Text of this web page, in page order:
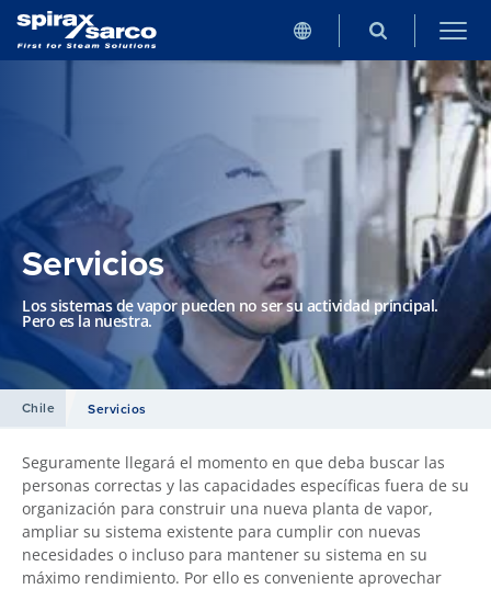
Servicios
Los sistemas de vapor pueden no ser su actividad principal.
Pero es la nuestra.
Chile Servicios
Seguramente llegará el momento en que deba buscar las
personas correctas y las capacidades específicas fuera de su
organización para construir una nueva planta de vapor,
ampliar su sistema existente para cumplir con nuevas
necesidades o incluso para mantener su sistema en su
máximo rendimiento. Por ello es conveniente aprovechar